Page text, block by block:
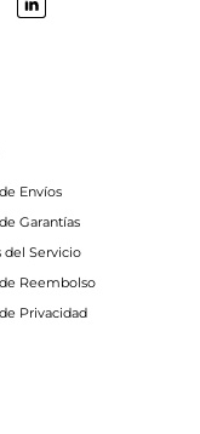
Envíos
Garantías
del Servicio
Reembolso
Privacidad